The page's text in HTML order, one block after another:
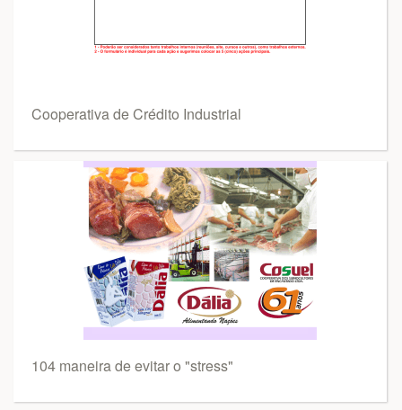
Cooperativa de Crédito Industrial
104 maneira de evitar o "stress"